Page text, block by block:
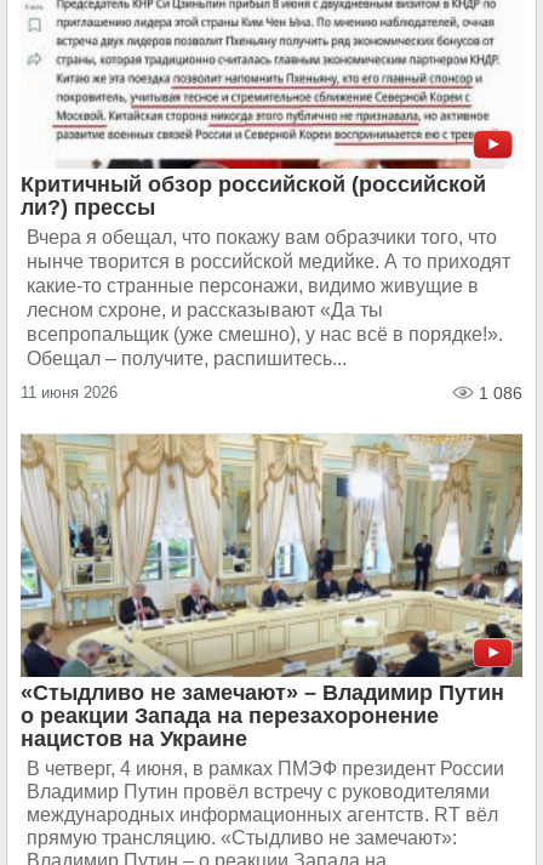
Критичный обзор российской (российской
ли?) прессы
Вчера я обещал, что покажу вам образчики того, что
нынче творится в российской медийке. А то приходят
какие-то странные персонажи, видимо живущие в
лесном схроне, и рассказывают «Да ты
всепропальщик (уже смешно), у нас всё в порядке!».
Обещал – получите, распишитесь...
11 июня 2026 1 086
«Стыдливо не замечают» – Владимир Путин
о реакции Запада на перезахоронение
нацистов на Украине
В четверг, 4 июня, в рамках ПМЭФ президент России
Владимир Путин провёл встречу с руководителями
международных информационных агентств. RT вёл
прямую трансляцию. «Стыдливо не замечают»:
Владимир Путин – о реакции Запада на